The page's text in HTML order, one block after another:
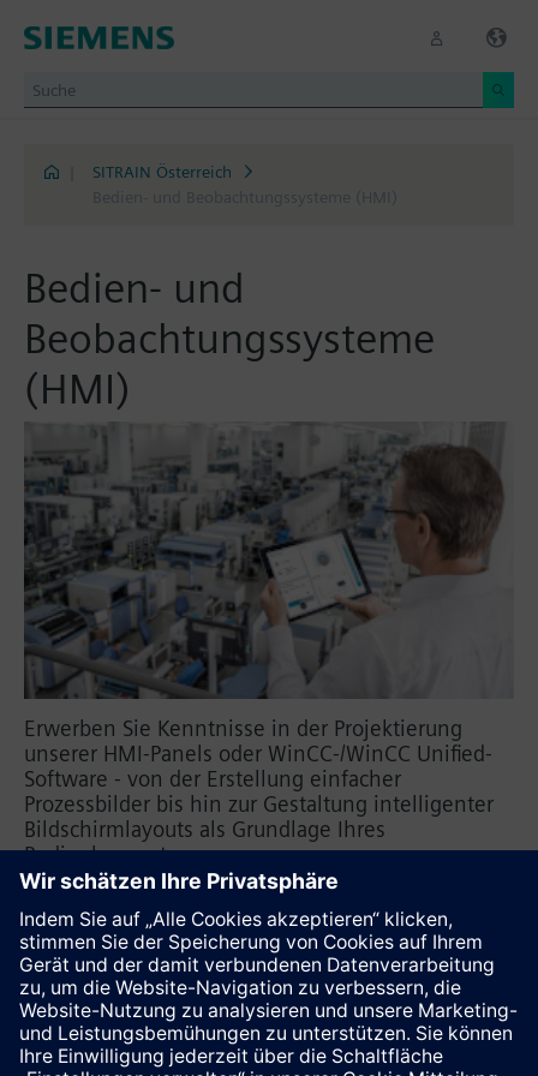
SITRAIN Österreich
Bedien- und Beobachtungssysteme (HMI)
Bedien- und
Beobachtungssysteme
(HMI)
Erwerben Sie Kenntnisse in der Projektierung
unserer HMI-Panels oder WinCC-/WinCC Unified-
Software - von der Erstellung einfacher
Prozessbilder bis hin zur Gestaltung intelligenter
Bildschirmlayouts als Grundlage Ihres
Bedienkonzepts.
SIMATIC WinCC Unified in TIA Portal
SIMATIC WinCC in TIA Portal
SIMATIC WinCC V7 & V8
WinCC Open Architecture